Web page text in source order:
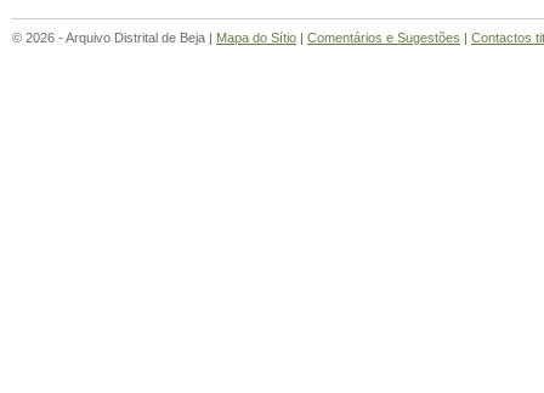
© 2026 - Arquivo Distrital de Beja | Mapa do Sítio | Comentários e Sugestões | Contactos